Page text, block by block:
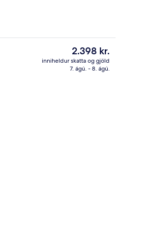
Núverandi
verð
er
2.398 kr.
inniheldur skatta og gjöld
7. ágú. - 8. ágú.